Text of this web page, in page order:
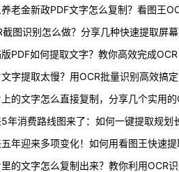
PDF如何提取文字？教你高效完成
字提取太慢？用OCR批量识别高效搞
年消费路线图来了：如何一键提取规划
的文字怎么复制出来？教你利用OCR